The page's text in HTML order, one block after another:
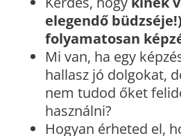
elegendő büdzséje!)
folyamatosan
Mi van, ha egy
hallasz jó dolgokat,
nem tudod őket
használni?
Hogyan érheted el,